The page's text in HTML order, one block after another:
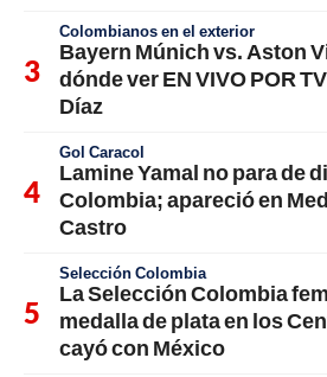
Colombianos en el exterior
Bayern Múnich vs. Aston
dónde ver EN VIVO POR
Díaz
Gol Caracol
Lamine Yamal no para de
Colombia; apareció en
Castro
Selección Colombia
La Selección Colombia
medalla de plata en los
cayó con México